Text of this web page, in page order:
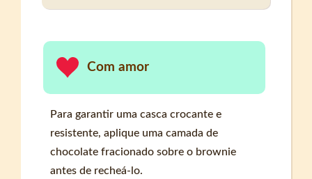
Com amor
Para garantir uma casca crocante e
resistente, aplique uma camada de
chocolate fracionado sobre o brownie
antes de recheá-lo.